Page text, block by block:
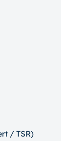
/ TSR)